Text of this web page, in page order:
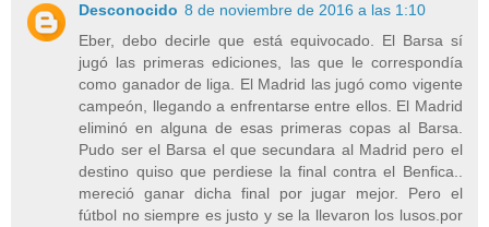
Desconocido 8 de noviembre de 2016 a las 1:10
Eber, debo decirle que está equivocado. El Barsa sí
jugó las primeras ediciones, las que le correspondía
como ganador de liga. El Madrid las jugó como vigente
campeón, llegando a enfrentarse entre ellos. El Madrid
eliminó en alguna de esas primeras copas al Barsa.
Pudo ser el Barsa el que secundara al Madrid pero el
destino quiso que perdiese la final contra el Benfica..
mereció ganar dicha final por jugar mejor. Pero el
fútbol no siempre es justo y se la llevaron los lusos.por